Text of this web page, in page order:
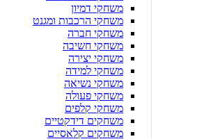
משחקי דמיון
משחקי הרכבות ומגנט
משחקי חברה
משחקי חשיבה
משחקי יצירה
משחקי למידה
משחקי נשיאה
משחקי פעולה
משחקי קלפים
משחקים דידקטיים
משחקים קלאסיים